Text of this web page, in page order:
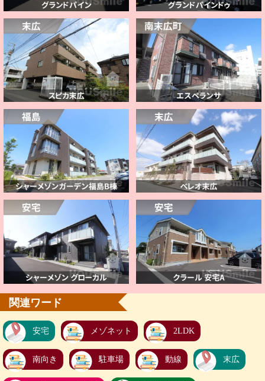
関連ワード
安宅 メゾネット 2LDK
南向き 駐車場 動線 末広